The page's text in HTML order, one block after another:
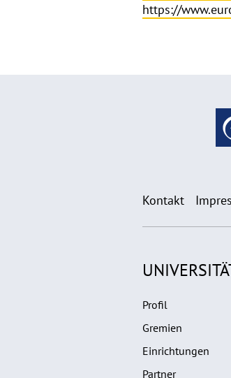
https://
Kontakt
Profil
Gremien
Einrichtungen
Partner